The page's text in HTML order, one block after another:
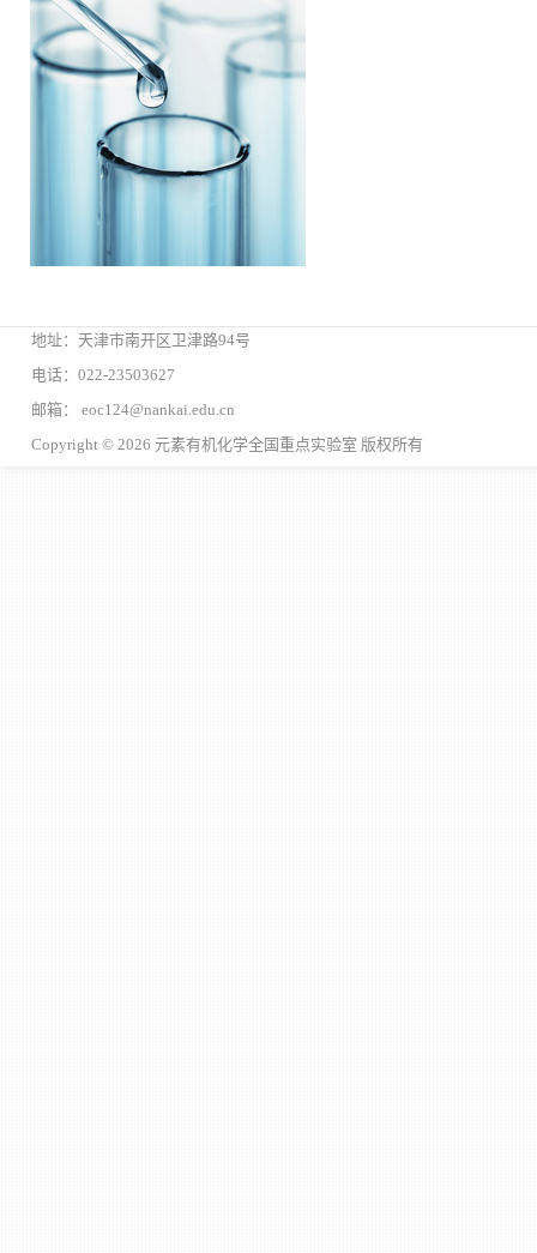
地址：天津市南开区卫津路94号
电话：022-23503627
邮箱： eoc124@nankai.edu.cn
Copyright © 2026 元素有机化学全国重点实验室 版权所有